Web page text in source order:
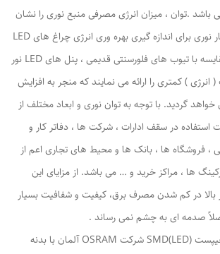
.توان ، میزان انرژی مصرفی منبع نوری را نشان
می دهد و به وسیله شار نوری برای اندازه گیری بهره وری انرژی چراغ های LED
محاسبه میگردد. در مقایسه با تیوب های فلورسنتی قدیمی ، پنل های LED نور
) کمتری را ارائه می نمایند که منجر به افزایش
گردید. با توجه به توان نوری و ابعاد مختلف از
در سقف ادارات ، شرکت ها ، دفاتر کار و
فروشگاه ها ، بانک ها و محیط های تجاری اعم از
ها ، مراکز خرید و … می باشد. از مزایای این
بالا در کم شدن مصرف برق، کیفیت و شفافیت بسیار
صدمه ای به چشم نمی رساند .
این پنل با استفاده از چیپست (SMD(LED شرکت OSRAM آلمان با بدنه